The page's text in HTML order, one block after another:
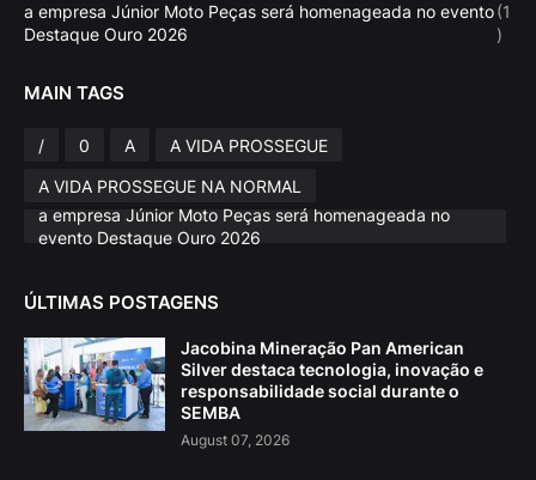
a empresa Júnior Moto Peças será homenageada no evento
Destaque Ouro 2026
(1
)
MAIN TAGS
/ 0 A
A VIDA PROSSEGUE
A VIDA PROSSEGUE NA NORMAL
a empresa Júnior Moto Peças será homenageada no
evento Destaque Ouro 2026
ÚLTIMAS POSTAGENS
Jacobina Mineração Pan American
Silver destaca tecnologia, inovação e
responsabilidade social durante o
SEMBA
August 07, 2026